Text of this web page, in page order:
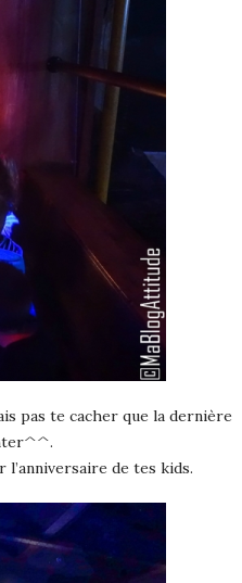
pas te cacher que la dernière
de tes kids.